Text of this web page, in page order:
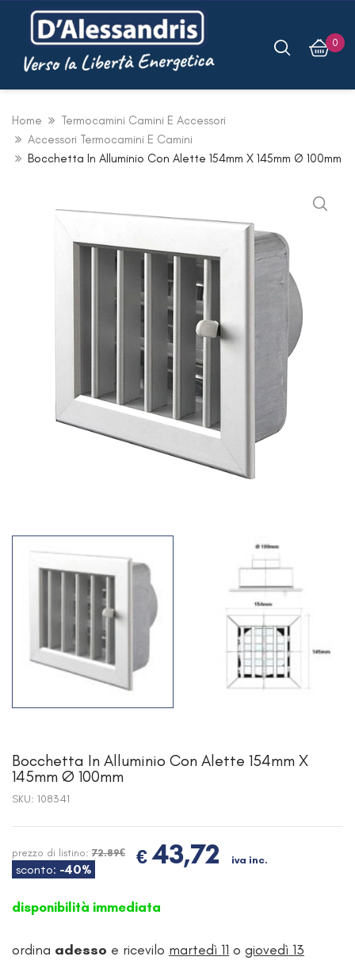
0
Home
Termocamini Camini E Accessori
Accessori Termocamini E Camini
Bocchetta In Alluminio Con Alette 154mm X 145mm Ø 100mm
Bocchetta In Alluminio Con Alette 154mm X
145mm Ø 100mm
SKU: 108341
prezzo di listino: 72.89€
sconto: -40%
€ 43,72 iva inc.
disponibilità immediata
ordina adesso e ricevilo martedì 11 o giovedì 13